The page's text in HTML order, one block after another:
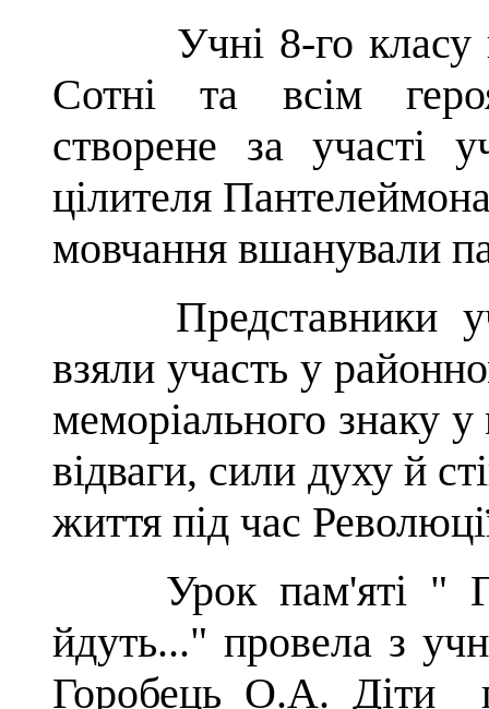
Учні 8-го класу
Сотні та всім
створене за участі
цілителя
мовчання вшанували
Представники
взяли участь у
меморіального знаку
відваги, сили духу й
життя під час
Урок пам'яті "
йдуть..." провела з
Горобець О.А. Діти